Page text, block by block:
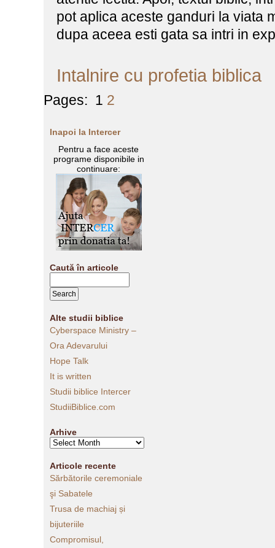
pot aplica aceste ganduri la viata
dupa aceea esti gata sa intri in
Intalnire cu profetia biblica
Pages: 1 2
Inapoi la Intercer
Pentru a face aceste
programe disponibile in
continuare:
Caută în articole
Alte studii biblice
Cyberspace Ministry –
Ora Adevarului
Hope Talk
It is written
Studii biblice Intercer
StudiiBiblice.com
Arhive
Arhive
Articole recente
Sărbătorile ceremoniale
şi Sabatele
Trusa de machiaj și
bijuteriile
Compromisul,